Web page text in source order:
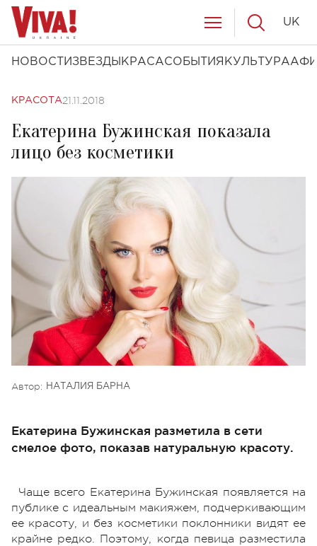
НОВОСТИ ЗВЕЗДЫ КРАСАСОБЫТИЯ КУЛЬТУРА
UK
КРАСОТА21.11.2018
Екатерина Бужинская показала
лицо без косметики
Автор: НАТАЛИЯ БАРНА
Екатерина Бужинская разметила в сети
смелое фото, показав натуральную красоту.
Чаще всего Екатерина Бужинская появляется на
публике с идеальным макияжем, подчеркивающим
ее красоту, и без косметики поклонники видят ее
крайне редко. Поэтому, когда певица разместила